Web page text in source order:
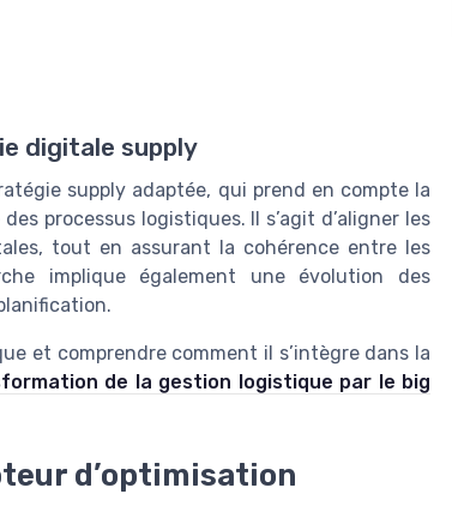
digitale supply
supply adaptée, qui prend en compte la
processus logistiques. Il s’agit d’aligner les
tout en assurant la cohérence entre les
implique également une évolution des
et comprendre comment il s’intègre dans la
de la gestion logistique par le big
d’optimisation